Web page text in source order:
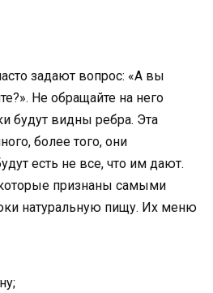
задают вопрос: «А вы
Не обращайте на него
будут видны ребра. Эта
более того, они
есть не все, что им дают.
признаны самыми
натуральную пищу. Их меню